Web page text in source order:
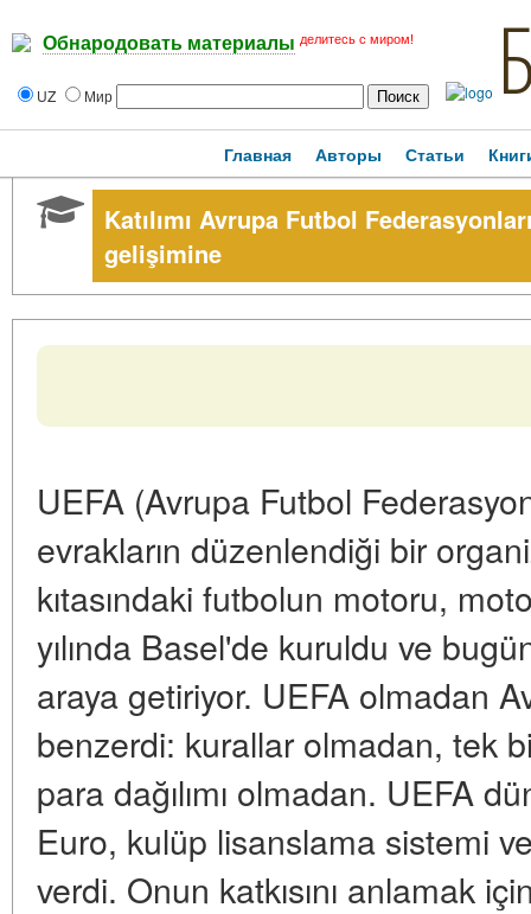
Обнародовать материалы делитесь с миром!
UZ Мир
Главная Авторы Статьи
Katılımı Avrupa Futbol
gelişimine
UEFA (Avrupa Futbol
evrakların düzenlendiği bir
kıtasındaki futbolun motoru,
yılında Basel'de kuruldu ve
araya getiriyor. UEFA olmadan
benzerdi: kurallar olmadan, tek
para dağılımı olmadan. UEFA
Euro, kulüp lisanslama sistemi
verdi. Onun katkısını anlamak